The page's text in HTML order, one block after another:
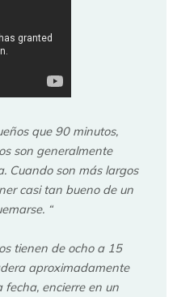
que 90 minutos,
son generalmente
Cuando son más largos
casi tan bueno de un
“
tienen de ocho a 15
aproximadamente
fecha, encierre en un